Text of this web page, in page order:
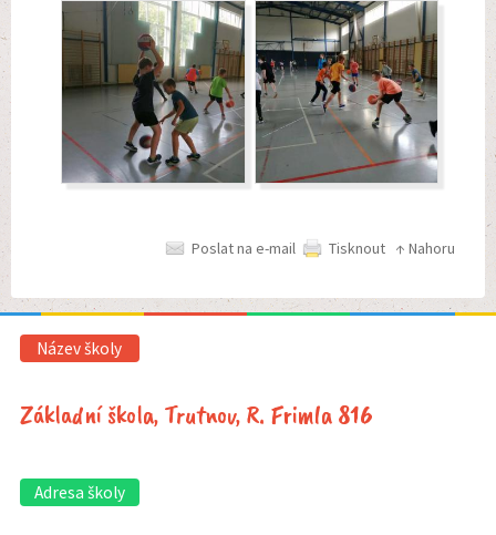
Poslat na e-mail Tisknout ↑ Nahoru
Název školy
Základní škola, Trutnov, R. Frimla 816
Adresa školy